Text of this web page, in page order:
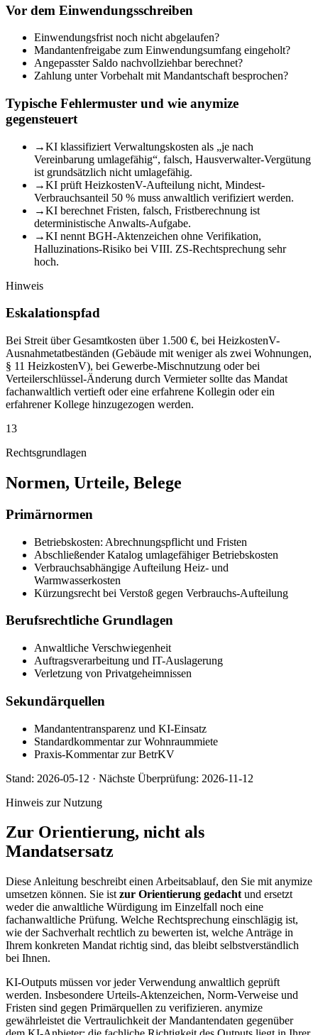
Vor dem Einwendungsschreiben
Einwendungsfrist noch nicht abgelaufen?
Mandantenfreigabe zum Einwendungsumfang eingeholt?
Angepasster Saldo nachvollziehbar berechnet?
Zahlung unter Vorbehalt mit Mandantschaft besprochen?
Typische Fehlermuster und wie anymize
gegensteuert
→KI klassifiziert Verwaltungskosten als „je nach
Vereinbarung umlagefähig“, falsch, Hausverwalter-Vergütung
ist grundsätzlich nicht umlagefähig.
→KI prüft HeizkostenV-Aufteilung nicht, Mindest-
Verbrauchsanteil 50 % muss anwaltlich verifiziert werden.
→KI berechnet Fristen, falsch, Fristberechnung ist
deterministische Anwalts-Aufgabe.
→KI nennt BGH-Aktenzeichen ohne Verifikation,
Halluzinations-Risiko bei VIII. ZS-Rechtsprechung sehr
hoch.
Hinweis
Eskalationspfad
Bei Streit über Gesamtkosten über 1.500 €, bei HeizkostenV-
Ausnahmetatbeständen (Gebäude mit weniger als zwei Wohnungen,
§ 11 HeizkostenV), bei Gewerbe-Mischnutzung oder bei
Verteilerschlüssel-Änderung durch Vermieter sollte das Mandat
fachanwaltlich vertieft oder eine erfahrene Kollegin oder ein
erfahrener Kollege hinzugezogen werden.
13
Rechtsgrundlagen
Normen, Urteile, Belege
Primärnormen
Betriebskosten: Abrechnungspflicht und Fristen
Abschließender Katalog umlagefähiger Betriebskosten
Verbrauchsabhängige Aufteilung Heiz- und
Warmwasserkosten
Kürzungsrecht bei Verstoß gegen Verbrauchs-Aufteilung
Berufsrechtliche Grundlagen
Anwaltliche Verschwiegenheit
Auftragsverarbeitung und IT-Auslagerung
Verletzung von Privatgeheimnissen
Sekundärquellen
Mandantentransparenz und KI-Einsatz
Standardkommentar zur Wohnraummiete
Praxis-Kommentar zur BetrKV
Stand: 2026-05-12 · Nächste Überprüfung: 2026-11-12
Hinweis zur Nutzung
Zur Orientierung, nicht als
Mandatsersatz
Diese Anleitung beschreibt einen Arbeitsablauf, den Sie mit anymize
umsetzen können. Sie ist zur Orientierung gedacht und ersetzt
weder die anwaltliche Würdigung im Einzelfall noch eine
fachanwaltliche Prüfung. Welche Rechtsprechung einschlägig ist,
wie der Sachverhalt rechtlich zu bewerten ist, welche Anträge in
Ihrem konkreten Mandat richtig sind, das bleibt selbstverständlich
bei Ihnen.
KI-Outputs müssen vor jeder Verwendung anwaltlich geprüft
werden. Insbesondere Urteils-Aktenzeichen, Norm-Verweise und
Fristen sind gegen Primärquellen zu verifizieren. anymize
gewährleistet die Vertraulichkeit der Mandantendaten gegenüber